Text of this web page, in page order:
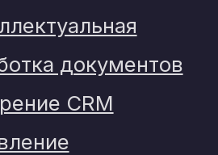
документов
CRM